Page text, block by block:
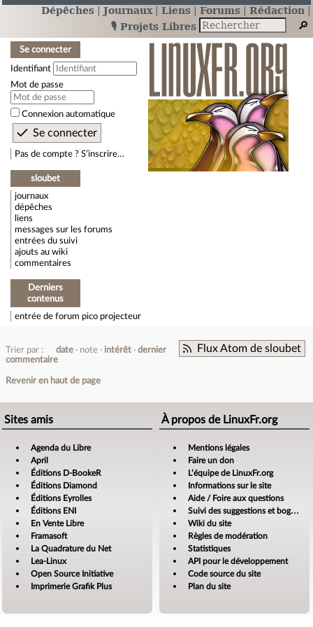
Dépêches Journaux Liens Forums
Rédaction
🎙️ Projets Libres
Se connecter
Identifiant
Mot de passe
Connexion automatique
Pas de compte ? S’inscrire…
sloubet
journaux
dépêches
liens
messages sur les forums
entrées du suivi
ajouts au wiki
commentaires
Derniers
contenus
entrée de forum pico projecteur
Flux Atom de sloubet
Trier par : date note intérêt
dernier
commentaire
Revenir en haut de page
Sites amis
Agenda du Libre
April
Éditions D-BookeR
Éditions Diamond
Éditions Eyrolles
Éditions ENI
En Vente Libre
Framasoft
La Quadrature du Net
Lea-Linux
Open Source Initiative
Imprimerie Grafik Plus
À propos de LinuxFr.org
Mentions légales
Faire un don
L’équipe de LinuxFr.org
Informations sur le site
Aide / Foire aux questions
Suivi des suggestions et bogues
Wiki du site
Règles de modération
Statistiques
API pour le développement
Code source du site
Plan du site